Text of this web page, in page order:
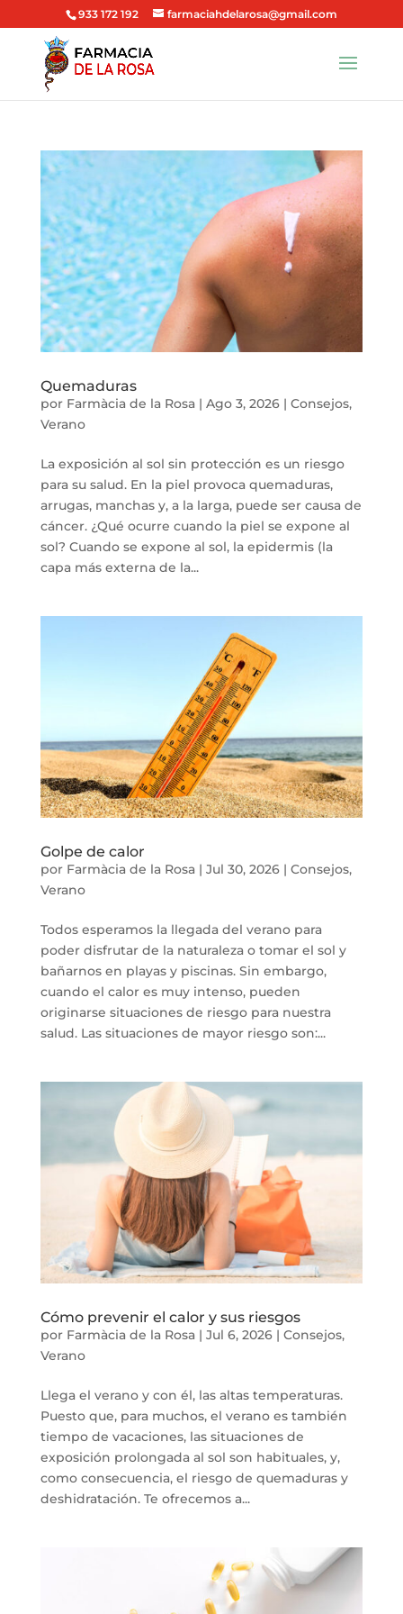
933 172 192 farmaciahdelarosa@gmail.com
Quemaduras
por Farmàcia de la Rosa| Ago 3, 2026| Consejos,
Verano
La exposición al sol sin protección es un riesgo
para su salud. En la piel provoca quemaduras,
arrugas, manchas y, a la larga, puede ser causa de
cáncer. ¿Qué ocurre cuando la piel se expone al
sol? Cuando se expone al sol, la epidermis (la
capa más externa de la...
Golpe de calor
por Farmàcia de la Rosa| Jul 30, 2026| Consejos,
Verano
Todos esperamos la llegada del verano para
poder disfrutar de la naturaleza o tomar el sol y
bañarnos en playas y piscinas. Sin embargo,
cuando el calor es muy intenso, pueden
originarse situaciones de riesgo para nuestra
salud. Las situaciones de mayor riesgo son:...
Cómo prevenir el calor y sus riesgos
por Farmàcia de la Rosa| Jul 6, 2026| Consejos,
Verano
Llega el verano y con él, las altas temperaturas.
Puesto que, para muchos, el verano es también
tiempo de vacaciones, las situaciones de
exposición prolongada al sol son habituales, y,
como consecuencia, el riesgo de quemaduras y
deshidratación. Te ofrecemos a...